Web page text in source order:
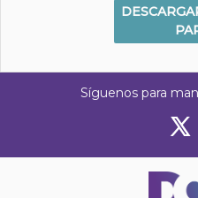
Síguenos para